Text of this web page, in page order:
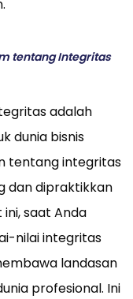
tentang Integritas
adalah
dunia bisnis
tentang integritas
dan dipraktikkan
saat Anda
nilai integritas
landasan
profesional. Ini